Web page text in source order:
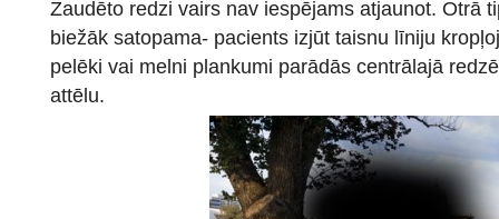
Zaudēto redzi vairs nav iespējams atjaunot. Otrā
biežāk satopama- pacients izjūt taisnu līniju
pelēki vai melni plankumi parādās centrālajā
attēlu.